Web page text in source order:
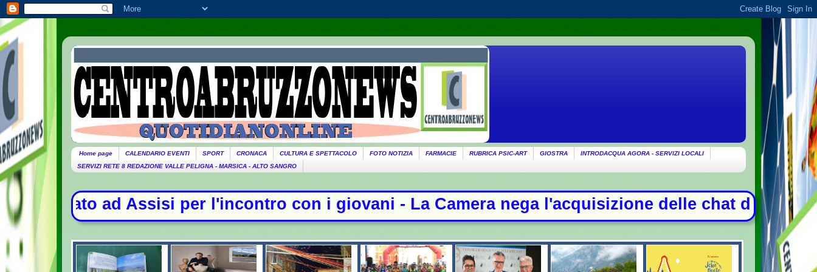
Home page CALENDARIO EVENTI SPORT CRONACA CULTURA E SPETTACOLO FOTO NOTIZIA FARMACIE RUBRICA PSIC-ART GIOSTRA
INTRODACQUA AGORA - SERVIZI LOCALI
SERVIZI RETE 8 REDAZIONE VALLE PELIGNA - MARSICA - ALTO SANGRO
per l'incontro con i giovani - La Camera nega l'acquisizione delle chat di Delmastro. Tensione